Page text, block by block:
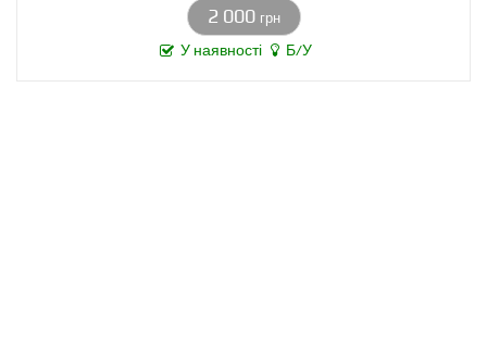
2 000 грн
У наявності Б/У